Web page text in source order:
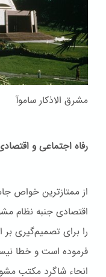
مشرق الاذکار ساموآ
رفاه اجتماعی و
از ممتازترین خواص
اقتصادی جنبه نظام
را برای تصمیم‌گیری
فرموده است و خطا
انحاء شاگرد مکتب